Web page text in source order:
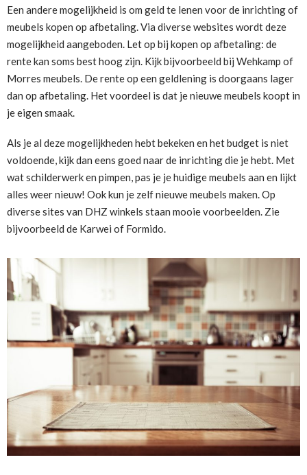
Een andere mogelijkheid is om geld te lenen voor de inrichting of
meubels kopen op afbetaling. Via diverse websites wordt deze
mogelijkheid aangeboden. Let op bij kopen op afbetaling: de
rente kan soms best hoog zijn. Kijk bijvoorbeeld bij Wehkamp of
Morres meubels. De rente op een geldlening is doorgaans lager
dan op afbetaling. Het voordeel is dat je nieuwe meubels koopt in
je eigen smaak.
Als je al deze mogelijkheden hebt bekeken en het budget is niet
voldoende, kijk dan eens goed naar de inrichting die je hebt. Met
wat schilderwerk en pimpen, pas je je huidige meubels aan en lijkt
alles weer nieuw! Ook kun je zelf nieuwe meubels maken. Op
diverse sites van DHZ winkels staan mooie voorbeelden. Zie
bijvoorbeeld de Karwei of Formido.